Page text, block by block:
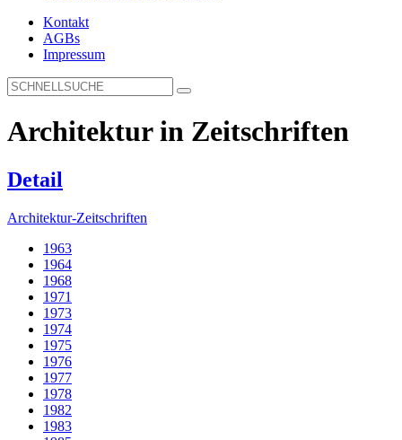
Kontakt
AGBs
Impressum
Architektur in Zeitschriften
Detail
Architektur-Zeitschriften
1963
1964
1968
1971
1973
1974
1975
1976
1977
1978
1982
1983